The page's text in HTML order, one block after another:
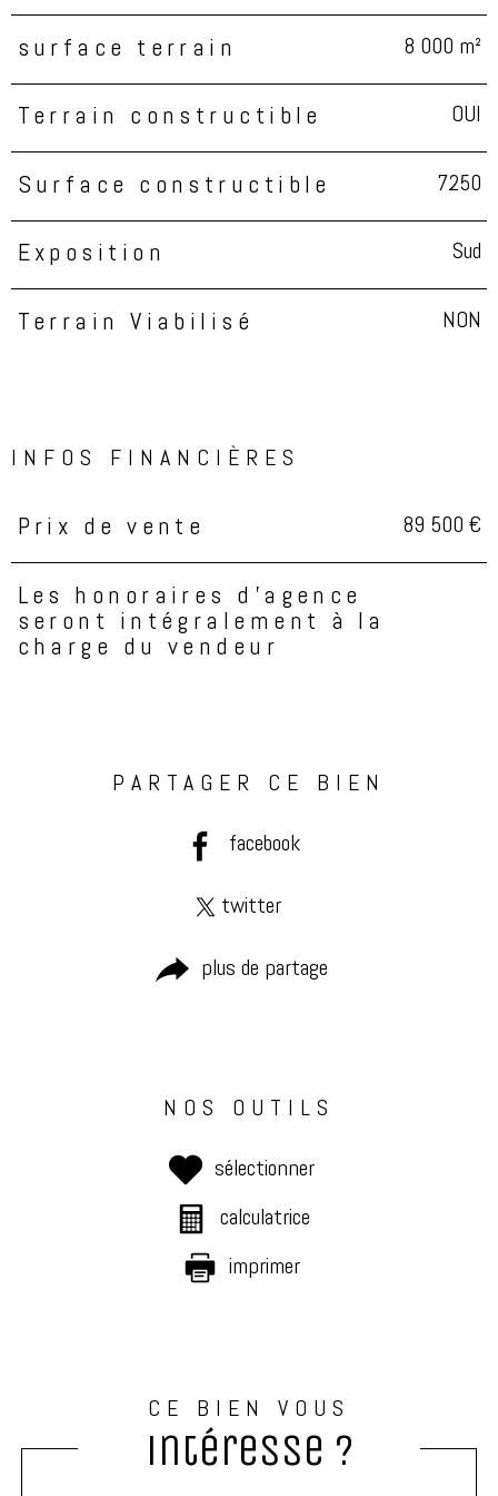
surface terrain 8 000 m²
Terrain constructible OUI
Surface constructible 7250
Exposition Sud
Terrain Viabilisé NON
INFOS FINANCIÈRES
Caractéristiques Valeurs
Prix de vente 89 500 €
Les honoraires d'agence
seront intégralement à la
charge du vendeur
PARTAGER CE BIEN
facebook
twitter
plus de partage
NOS OUTILS
sélectionner
calculatrice
imprimer
CE BIEN VOUS
intéresse ?